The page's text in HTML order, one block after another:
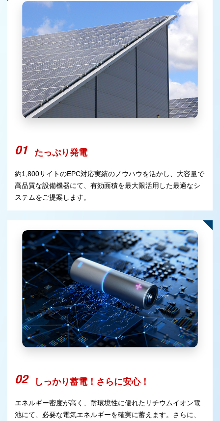
たっぷり発電
約1,800サイトのEPC対応実績のノウハウを活かし、大容量で
高品質な設備機器にて、有効面積を最大限活用した最適なシ
ステムをご提案します。
しっかり蓄電！さらに安心！
エネルギー密度が高く、耐環境性に優れたリチウムイオン電
池にて、必要な電気エネルギーを確実に蓄えます。さらに、